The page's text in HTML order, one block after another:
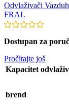
Odvlaživači
FRAL
Dostupan za
Pročitajte još
Kapacitet
brend